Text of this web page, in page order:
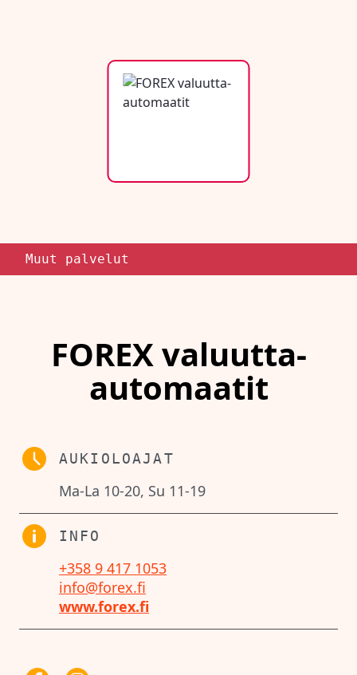
Muut palvelut
FOREX valuutta-
automaatit
AUKIOLOAJAT
Ma-La 10-20, Su 11-19
INFO
+358 9 417 1053
info@forex.fi
www.forex.fi